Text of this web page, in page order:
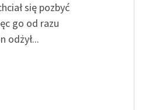
się pozbyć
go od razu
odżył...